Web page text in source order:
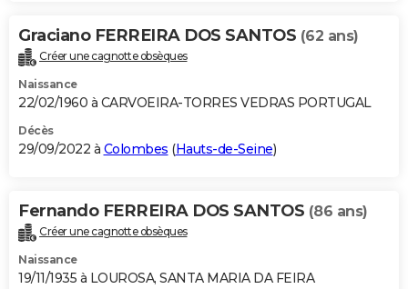
Graciano FERREIRA DOS SANTOS (62 ans)
Créer une cagnotte obsèques
Naissance
22/02/1960 à CARVOEIRA-TORRES VEDRAS PORTUGAL
Décès
29/09/2022 à Colombes (Hauts-de-Seine)
Fernando FERREIRA DOS SANTOS (86 ans)
Créer une cagnotte obsèques
Naissance
19/11/1935 à LOUROSA, SANTA MARIA DA FEIRA